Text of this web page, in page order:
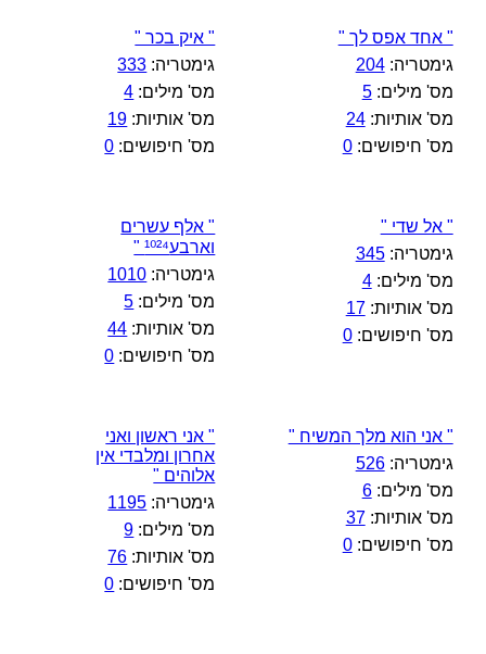
" אחד אפס לך "
גימטריה:204
מס' מילים:5
מס' אותיות:24
מס' חיפושים:0
" איק בכר "
גימטריה: 333
מס' מילים: 4
מס' אותיות: 19
מס' חיפושים: 0
" אל שדי "
גימטריה:345
מס' מילים:4
מס' אותיות:17
מס' חיפושים:0
" אלף עשרים
וארבע¹⁰²⁴ "
גימטריה: 1010
מס' מילים: 5
מס' אותיות: 44
מס' חיפושים: 0
" אני הוא מלך המשיח "
גימטריה:526
מס' מילים:6
מס' אותיות:37
מס' חיפושים:0
" אני ראשון ואני
אחרון ומלבדי אין
אלוהים "
גימטריה: 1195
מס' מילים: 9
מס' אותיות: 76
מס' חיפושים: 0